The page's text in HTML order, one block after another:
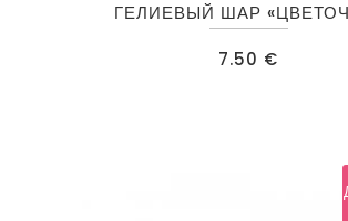
ГЕЛИЕВЫЙ ШАР
7.50 €